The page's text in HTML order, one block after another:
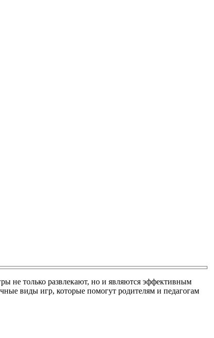
не только развлекают, но и являются эффективным
виды игр, которые помогут родителям и педагогам